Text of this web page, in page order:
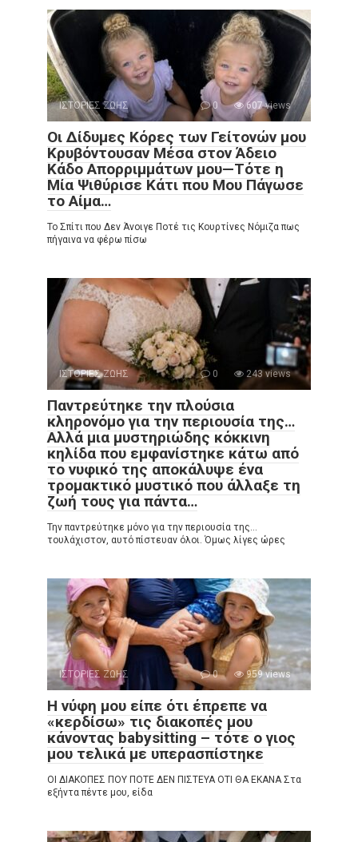
ΙΣΤΟΡΙΕΣ ΖΩΗΣ 0 607 views
Οι Δίδυμες Κόρες των Γείτονών μου
Κρυβόντουσαν Μέσα στον Άδειο
Κάδο Απορριμμάτων μου—Τότε η
Μία Ψιθύρισε Κάτι που Μου Πάγωσε
το Αίμα…
Το Σπίτι που Δεν Άνοιγε Ποτέ τις Κουρτίνες Νόμιζα πως
πήγαινα να φέρω πίσω
ΙΣΤΟΡΙΕΣ ΖΩΗΣ 0 243 views
Παντρεύτηκε την πλούσια
κληρονόμο για την περιουσία της…
Αλλά μια μυστηριώδης κόκκινη
κηλίδα που εμφανίστηκε κάτω από
το νυφικό της αποκάλυψε ένα
τρομακτικό μυστικό που άλλαξε τη
ζωή τους για πάντα…
Την παντρεύτηκε μόνο για την περιουσία της…
τουλάχιστον, αυτό πίστευαν όλοι. Όμως λίγες ώρες
ΙΣΤΟΡΙΕΣ ΖΩΗΣ 0 959 views
Η νύφη μου είπε ότι έπρεπε να
«κερδίσω» τις διακοπές μου
κάνοντας babysitting – τότε ο γιος
μου τελικά με υπερασπίστηκε
ΟΙ ΔΙΑΚΟΠΕΣ ΠΟΥ ΠΟΤΕ ΔΕΝ ΠΙΣΤΕΥΑ ΟΤΙ ΘΑ ΕΚΑΝΑ Στα
εξήντα πέντε μου, είδα